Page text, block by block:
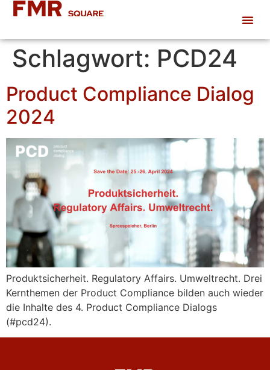
Schlagwort: PCD24
Product Compliance Dialog
2024
Produktsicherheit. Regulatory Affairs. Umweltrecht. Drei
Kernthemen der Product Compliance bilden auch wieder
die Inhalte des 4. Product Compliance Dialogs
(#pcd24).